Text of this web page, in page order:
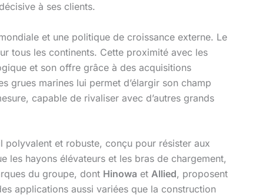
à ses clients.
et une politique de croissance externe. Le
tous les continents. Cette proximité avec les
et son offre grâce à des acquisitions
grues marines lui permet d’élargir son champ
capable de rivaliser avec d’autres grands
polyvalent et robuste, conçu pour résister aux
les hayons élévateurs et les bras de chargement,
du groupe, dont Hinowa et Allied, proposent
applications aussi variées que la construction